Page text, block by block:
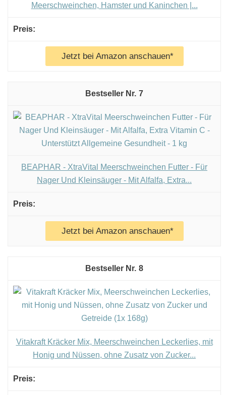
Meerschweinchen, Hamster und Kaninchen |...
Jetzt bei Amazon anschauen*
7
BEAPHAR - XtraVital Meerschweinchen Futter - Für
Nager Und Kleinsäuger - Mit Alfalfa, Extra...
Jetzt bei Amazon anschauen*
8
Vitakraft Kräcker Mix, Meerschweinchen Leckerlies, mit
Honig und Nüssen, ohne Zusatz von Zucker...